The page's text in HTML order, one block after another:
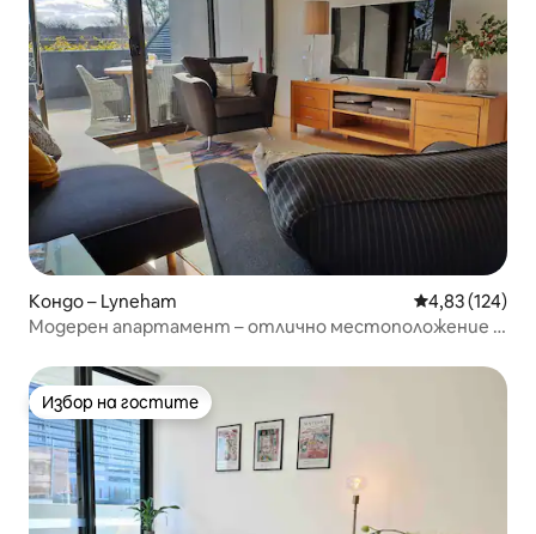
Кондо – Lyneham Средна
4,83 (124)
Модерен апартамент – отлично местоположение с
Избор на гостите
Избор на гостите